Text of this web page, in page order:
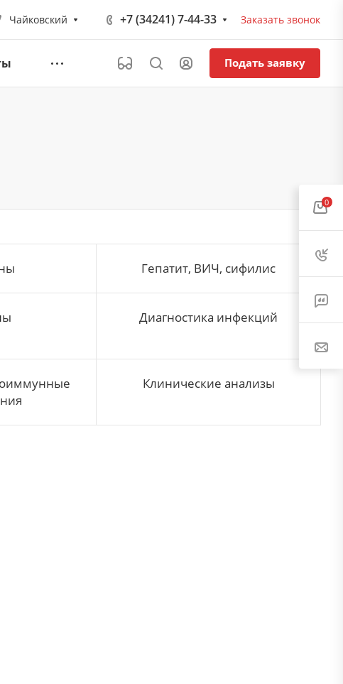
Чайковский +7 (34241) 7-44-33 Заказать звонок
Подать заявку
Гепатит, ВИЧ, сифилис
Диагностика инфекций
Клинические анализы
0